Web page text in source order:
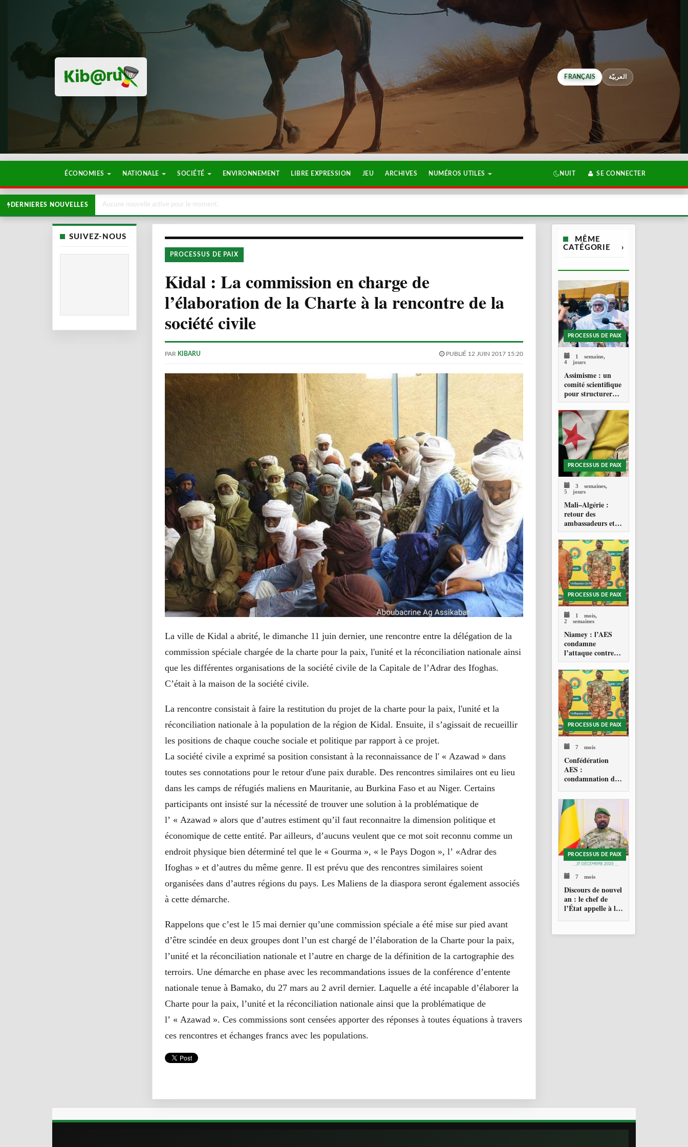
FRANÇAIS العربيّة
ÉCONOMIES NATIONALE SOCIÉTÉ ENVIRONNEMENT LIBRE EXPRESSION JEU ARCHIVES NUMÉROS UTILES NUIT SE CONNECTER
DERNIERES NOUVELLES Aucune nouvelle active pour le moment.
SUIVEZ-NOUS
PROCESSUS DE PAIX
Kidal : La commission en charge de
l’élaboration de la Charte à la rencontre de la
société civile
PAR KIBARU PUBLIÉ 12 JUIN 2017 15:20
La ville de Kidal a abrité, le dimanche 11 juin dernier, une rencontre entre la délégation de la
commission spéciale chargée de la charte pour la paix, l'unité et la réconciliation nationale ainsi
que les différentes organisations de la société civile de la Capitale de l’Adrar des Ifoghas.
C’était à la maison de la société civile.
La rencontre consistait à faire la restitution du projet de la charte pour la paix, l'unité et la
réconciliation nationale à la population de la région de Kidal. Ensuite, il s’agissait de recueillir
les positions de chaque couche sociale et politique par rapport à ce projet.
La société civile a exprimé sa position consistant à la reconnaissance de l' « Azawad » dans
toutes ses connotations pour le retour d'une paix durable. Des rencontres similaires ont eu lieu
dans les camps de réfugiés maliens en Mauritanie, au Burkina Faso et au Niger. Certains
participants ont insisté sur la nécessité de trouver une solution à la problématique de
l’ « Azawad » alors que d’autres estiment qu’il faut reconnaitre la dimension politique et
économique de cette entité. Par ailleurs, d’aucuns veulent que ce mot soit reconnu comme un
endroit physique bien déterminé tel que le « Gourma », « le Pays Dogon », l’ «Adrar des
Ifoghas » et d’autres du même genre. Il est prévu que des rencontres similaires soient
organisées dans d’autres régions du pays. Les Maliens de la diaspora seront également associés
à cette démarche.
Rappelons que c’est le 15 mai dernier qu’une commission spéciale a été mise sur pied avant
d’être scindée en deux groupes dont l’un est chargé de l’élaboration de la Charte pour la paix,
l’unité et la réconciliation nationale et l’autre en charge de la définition de la cartographie des
terroirs. Une démarche en phase avec les recommandations issues de la conférence d’entente
nationale tenue à Bamako, du 27 mars au 2 avril dernier. Laquelle a été incapable d’élaborer la
Charte pour la paix, l’unité et la réconciliation nationale ainsi que la problématique de
l’ « Azawad ». Ces commissions sont censées apporter des réponses à toutes équations à travers
ces rencontres et échanges francs avec les populations.
MÊME
CATÉGORIE
›
PROCESSUS DE PAIX
1 semaine,
4 jours
Assimisme : un
comité scientifique
pour structurer
une doctrine de la
refondation
PROCESSUS DE PAIX
3 semaines,
5 jours
Mali–Algérie :
retour des
ambassadeurs et
réouverture des
espaces aériens
PROCESSUS DE PAIX
1 mois,
2 semaines
Niamey : l’AES
condamne
l’attaque contre
l’aéroport Diori
Hamani
PROCESSUS DE PAIX
7 mois
Confédération
AES :
condamnation de
américaine au
Venezuela
PROCESSUS DE PAIX
7 mois
Discours de nouvel
an : le chef de
l’État appelle à la